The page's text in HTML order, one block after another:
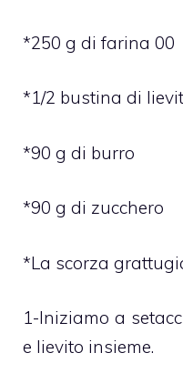
*250 g di farina 00
*1/2 bustina di
*90 g di burro
*90 g di zucchero
*La scorza
1-Iniziamo a
e lievito insieme.